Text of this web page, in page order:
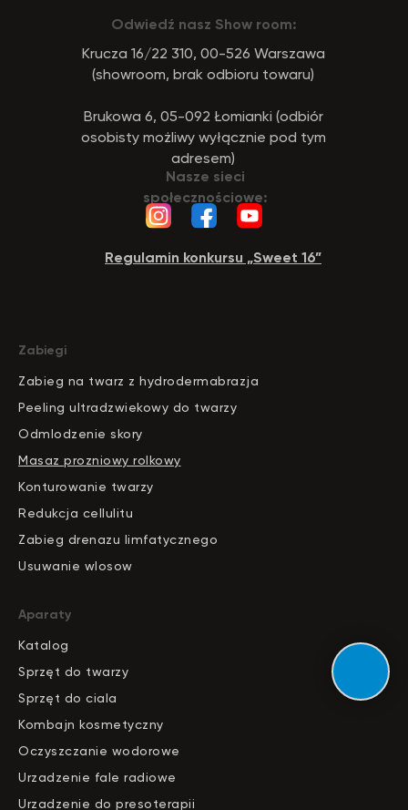
Regulamin konkursu „Sweet 16”
Odwiedź nasz Show room:
Krucza 16/22 310, 00-526 Warszawa
(showroom, brak odbioru towaru)
Brukowa 6, 05-092 Łomianki (odbiór
osobisty możliwy wyłącznie pod tym
adresem)
Nasze sieci
społecznościowe:
Zabiegi
Zabieg na twarz z hydrodermabrazja
Peeling ultradzwiekowy do twarzy
Odmlodzenie skory
Masaz prozniowy rolkowy
Konturowanie twarzy
Redukcja cellulitu
Zabieg drenazu limfatycznego
Usuwanie wlosow
Aparaty
Katalog
Sprzęt do twarzy
Sprzęt do ciala
Kombajn kosmetyczny
Oczyszczanie wodorowe
Urzadzenie fale radiowe
Urzadzenie do presoterapii